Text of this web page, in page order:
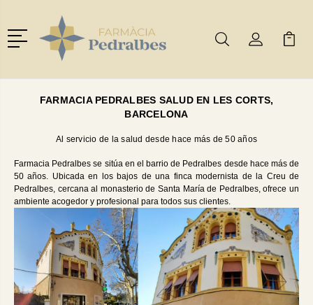
Menú
BuscarMi Cuenta
Mi
FARMACIA PEDRALBES SALUD EN LES CORTS,
BARCELONA
Al servicio de la salud desde hace más de 50 años
Farmacia Pedralbes se sitúa en el barrio de Pedralbes desde hace más de
50 años. Ubicada en los bajos de una finca modernista de la Creu de
Pedralbes, cercana al monasterio de Santa María de Pedralbes, ofrece un
ambiente acogedor y profesional para todos sus clientes.